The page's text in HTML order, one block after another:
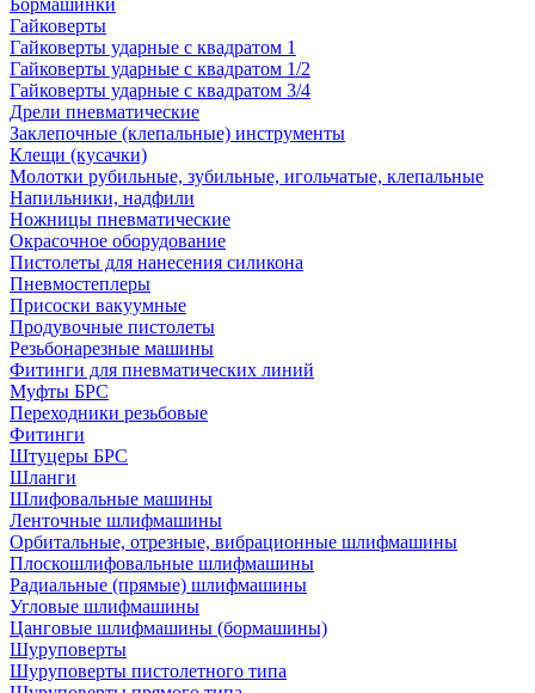
Бормашинки
Гайковерты
Гайковерты ударные с квадратом 1
Гайковерты ударные с квадратом 1/2
Гайковерты ударные с квадратом 3/4
Дрели пневматические
Заклепочные (клепальные) инструменты
Клещи (кусачки)
Молотки рубильные, зубильные, игольчатые, клепальные
Напильники, надфили
Ножницы пневматические
Окрасочное оборудование
Пистолеты для нанесения силикона
Пневмостеплеры
Присоски вакуумные
Продувочные пистолеты
Резьбонарезные машины
Фитинги для пневматических линий
Муфты БРС
Переходники резьбовые
Фитинги
Штуцеры БРС
Шланги
Шлифовальные машины
Ленточные шлифмашины
Орбитальные, отрезные, вибрационные шлифмашины
Плоскошлифовальные шлифмашины
Радиальные (прямые) шлифмашины
Угловые шлифмашины
Цанговые шлифмашины (бормашины)
Шуруповерты
Шуруповерты пистолетного типа